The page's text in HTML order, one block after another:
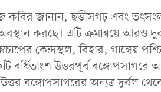
জানান, ছত্তীসগঢ় এবং
করছে। এটি ক্রমান্বয়ে আরও
কেন্দ্রস্থল, বিহার, গাঙ্গেয়
বর্ধিতাংশ উত্তরপূর্ব বঙ্গোপসাগরে
বঙ্গোপসাগরের অন্যত্র দুর্বল